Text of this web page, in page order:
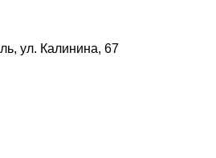
ул. Калинина, 67